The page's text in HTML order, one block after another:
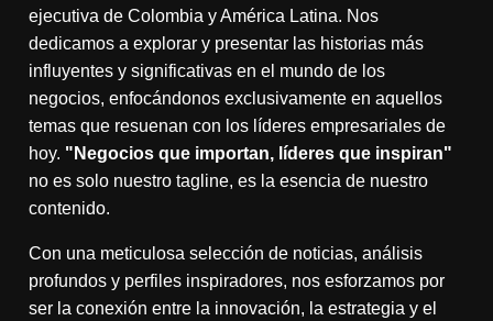
ejecutiva de Colombia y América Latina. Nos
dedicamos a explorar y presentar las historias más
influyentes y significativas en el mundo de los
negocios, enfocándonos exclusivamente en aquellos
temas que resuenan con los líderes empresariales de
hoy. "Negocios que importan, líderes que inspiran"
no es solo nuestro tagline, es la esencia de nuestro
contenido.
Con una meticulosa selección de noticias, análisis
profundos y perfiles inspiradores, nos esforzamos por
ser la conexión entre la innovación, la estrategia y el